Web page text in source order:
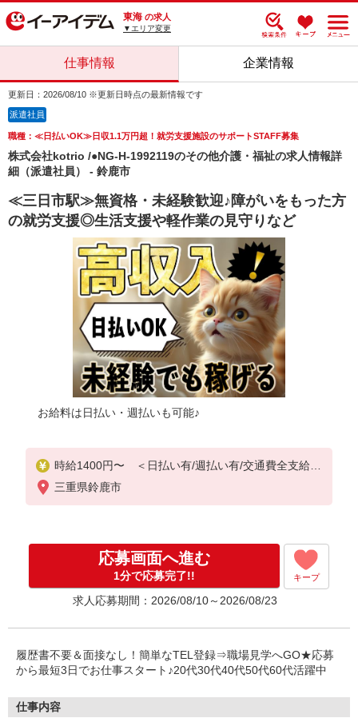
東海 の求人
▼エリア変更
仕事情報 企業情報
更新日：2026/08/10 ※更新日時点の最新情報です
派遣社員
職種：≪日払いOK≫日収1.1万円超！就労支援施設のサポートSTAFF募集
株式会社kotrio /●NG-H-1992119のその他介護・福祉の求人情報詳
細（派遣社員） - 鈴鹿市
≪三日市駅≫無資格・未経験歓迎♪障がいをもった方
の就労支援◎生活支援や軽作業の見守りなど
お給料は日払い・週払いも可能♪
時給1400円〜 ＜日払い有/週払い有/交通費全支給(
ガソリン代含む)＞
三重県鈴鹿市
応募画面へ進む
1分で応募完了!! キープ
求人応募期間：2026/08/10～2026/08/23
履歴書不要＆面接なし！簡単なTEL登録⇒職場見学へGO★応募
から最短3日でお仕事スタート♪20代30代40代50代60代活躍中
仕事内容